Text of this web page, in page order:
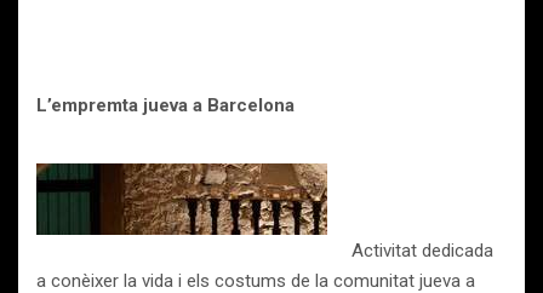
L’empremta jueva a Barcelona
Activitat dedicada
a conèixer la vida i els costums de la comunitat jueva a